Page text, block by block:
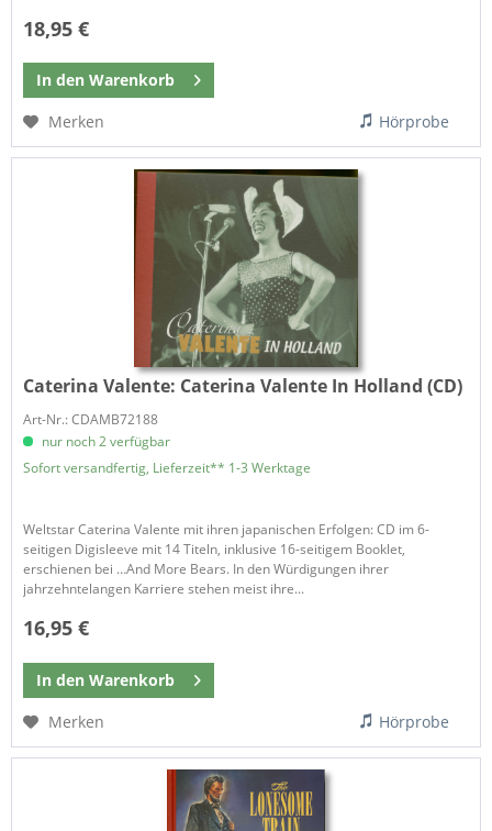
18,95 €
In den Warenkorb
Merken
Hörprobe
Caterina Valente: Caterina Valente In Holland (CD)
Art-Nr.: CDAMB72188
nur noch 2 verfügbar
Sofort versandfertig, Lieferzeit** 1-3 Werktage
Weltstar Caterina Valente mit ihren japanischen Erfolgen: CD im 6-
seitigen Digisleeve mit 14 Titeln, inklusive 16-seitigem Booklet,
erschienen bei …And More Bears. In den Würdigungen ihrer
jahrzehntelangen Karriere stehen meist ihre...
16,95 €
In den Warenkorb
Merken
Hörprobe